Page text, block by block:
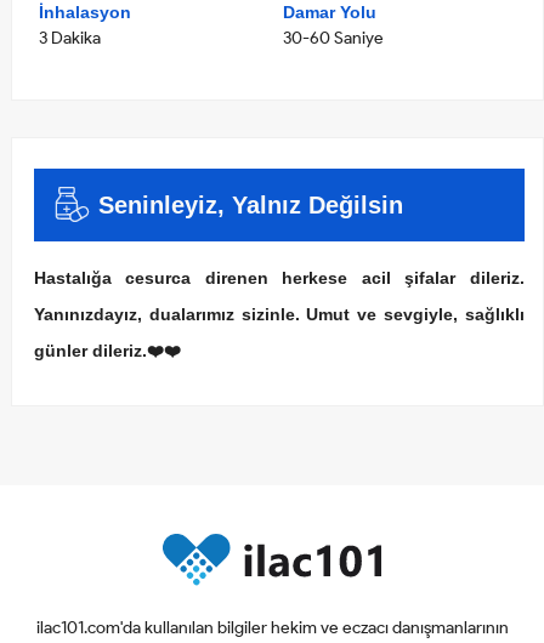
İnhalasyon
3 Dakika
Damar Yolu
30-60 Saniye
Seninleyiz, Yalnız Değilsin
Hastalığa cesurca direnen herkese acil şifalar dileriz.
Yanınızdayız, dualarımız sizinle. Umut ve sevgiyle, sağlıklı
günler dileriz.❤️❤️
ilac101.com'da kullanılan bilgiler hekim ve eczacı danışmanlarının